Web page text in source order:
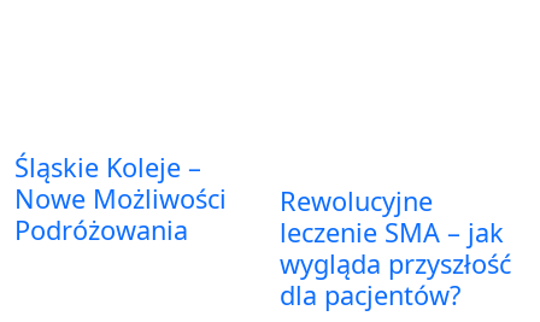
Śląskie Koleje –
Nowe Możliwości
Podróżowania
Rewolucyjne
leczenie SMA – jak
wygląda przyszłość
dla pacjentów?